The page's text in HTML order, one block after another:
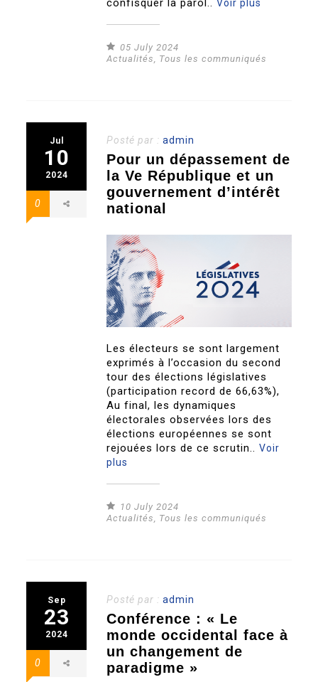
confisquer la parol.. Voir plus
05 July 2024
Actualités, Tous les communiqués
Jul
10
2024
0
Posté par :admin
Pour un dépassement de
la Ve République et un
gouvernement d’intérêt
national
Les électeurs se sont largement
exprimés à l’occasion du second
tour des élections législatives
(participation record de 66,63%),
Au final, les dynamiques
électorales observées lors des
élections européennes se sont
rejouées lors de ce scrutin..Voir
plus
10 July 2024
Actualités, Tous les communiqués
Sep
23
2024
0
Posté par :admin
Conférence : « Le
monde occidental face à
un changement de
paradigme »